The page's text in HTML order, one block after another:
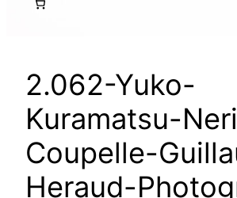
2.062-Yuko-
Kuramatsu-
Coupelle-
Heraud-